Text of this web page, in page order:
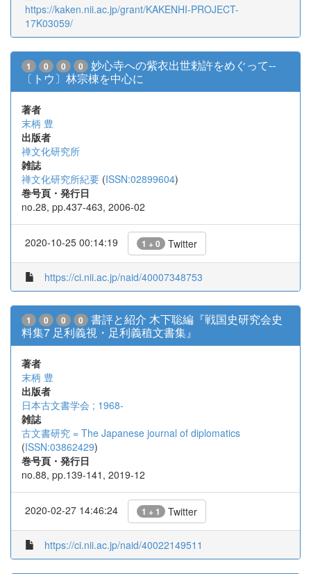
https://kaken.nii.ac.jp/grant/KAKENHI-PROJECT-
17K03059/
1 0 0 0
妙心寺への紫衣出世勅許をめぐって--
〔トウ〕林宗棟を中心に
著者
末柄 豊
出版者
禅文化研究所
雑誌
禅文化研究所紀要 (ISSN:02899604)
巻号頁・発行日
no.28, pp.437-463, 2006-02
2020-10-25 00:14:19 1 + 0 Twitter
https://ci.nii.ac.jp/naid/40007348753
1 0 0 0
書評と紹介 木下聡編『戦国史研究会史
料集7 足利義視・足利義稙文書集』
著者
末柄 豊
出版者
日本古文書学会 ; 1968-
雑誌
古文書研究 = The Japanese journal of diplomatics
(ISSN:03862429)
巻号頁・発行日
no.88, pp.139-141, 2019-12
2020-02-27 14:46:24 1 + 1 Twitter
https://ci.nii.ac.jp/naid/40022149511